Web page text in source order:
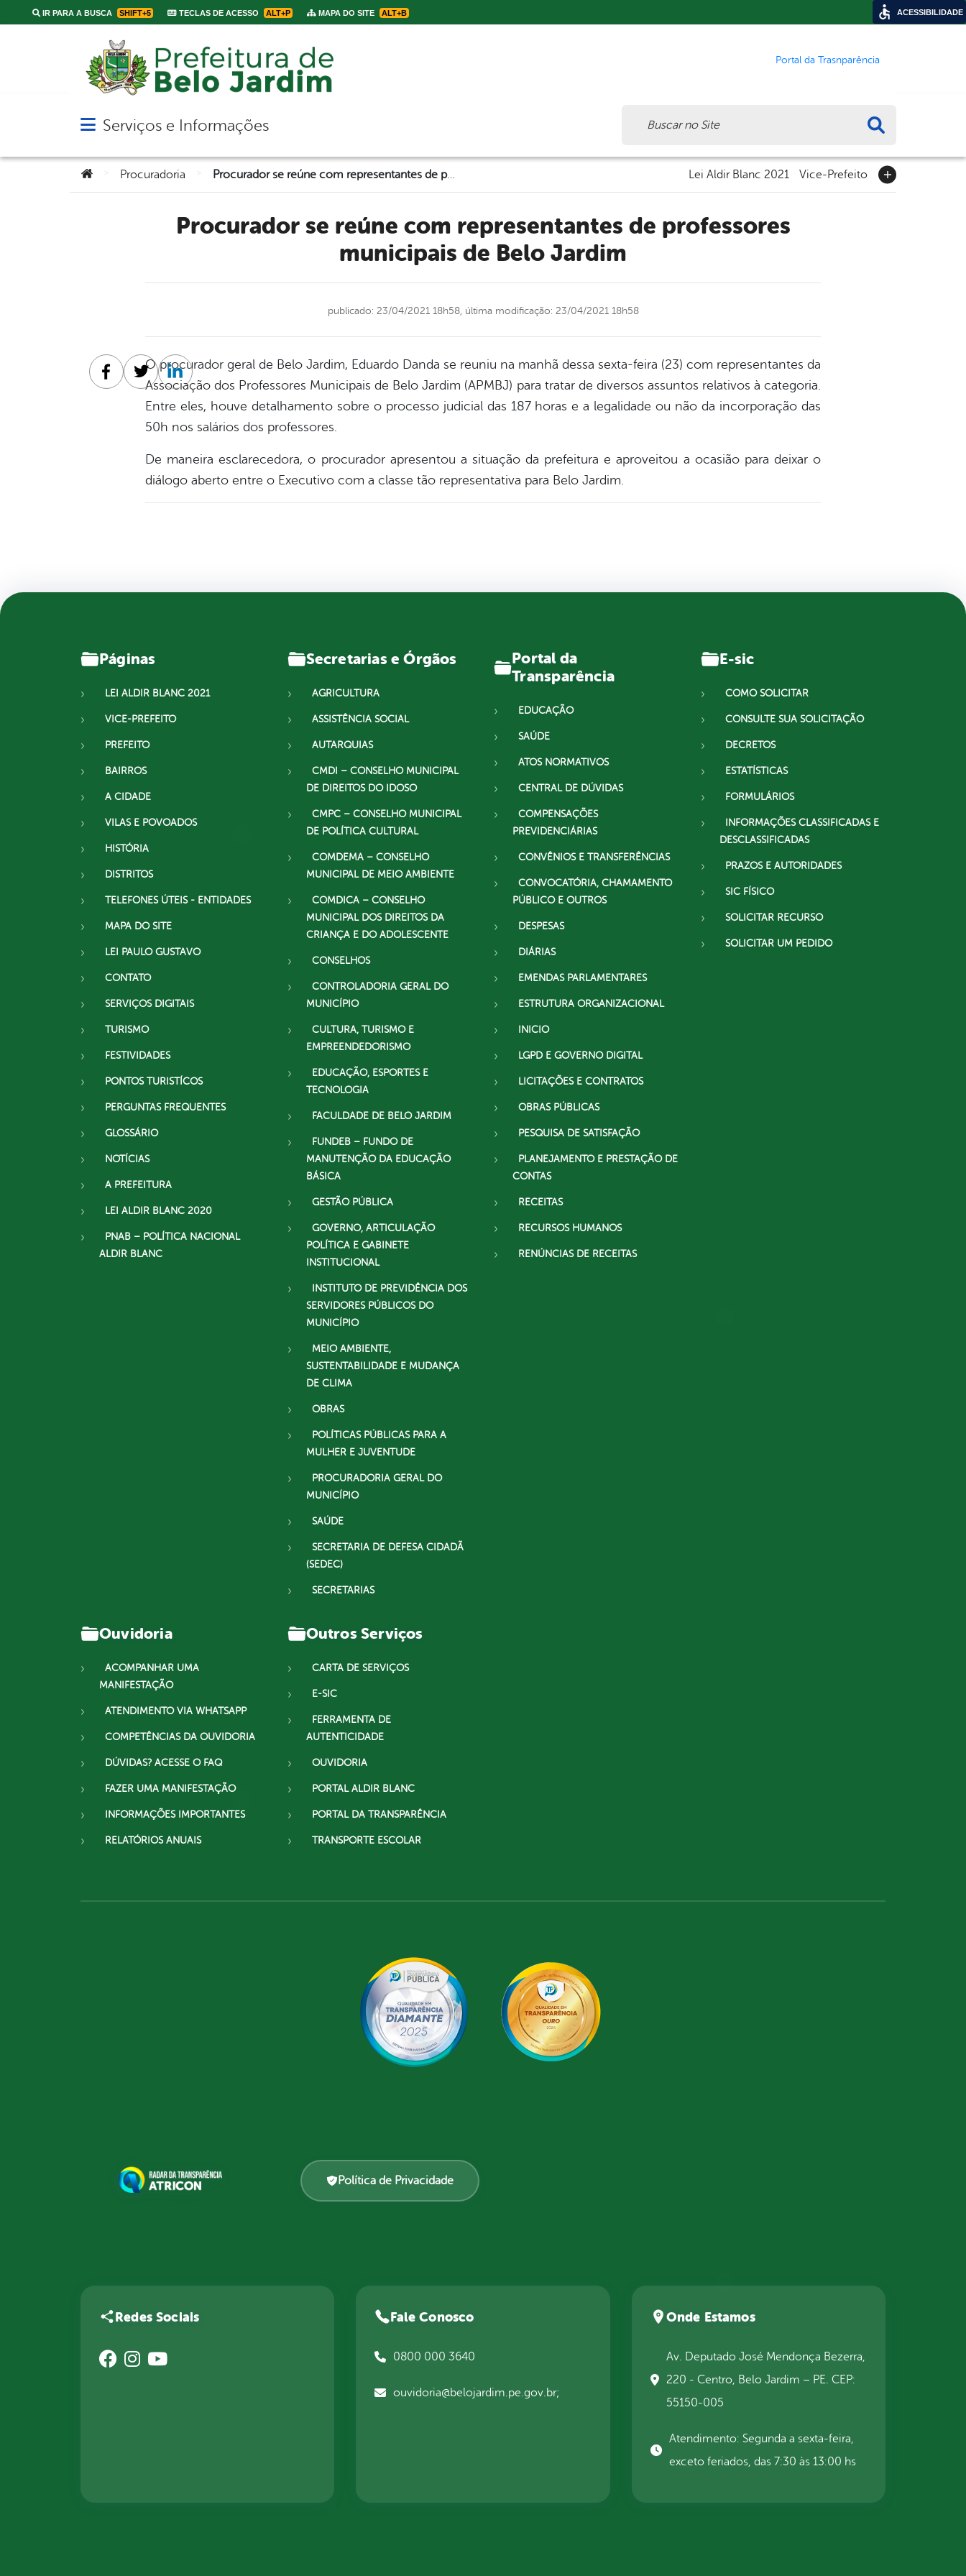
IR PARA A BUSCA SHIFT+5 TECLAS DE ACESSO ALT+P MAPA DO SITE ALT+B
Portal da Trasnparência
Abrir menu principal de navegação
Serviços e Informações
Você está aqui:
Procuradoria Procurador se reúne com representantes de professores municipais de Belo Jardim Lei Aldir Blanc 2021 Vice-Prefeito
Procurador se reúne com representantes de professores
municipais de Belo Jardim
publicado: 23/04/2021 18h58, última modificação: 23/04/2021 18h58
O procurador geral de Belo Jardim, Eduardo Danda se reuniu na manhã dessa sexta-feira (23) com representantes da
Associação dos Professores Municipais de Belo Jardim (APMBJ) para tratar de diversos assuntos relativos à categoria.
Entre eles, houve detalhamento sobre o processo judicial das 187 horas e a legalidade ou não da incorporação das
50h nos salários dos professores.
De maneira esclarecedora, o procurador apresentou a situação da prefeitura e aproveitou a ocasião para deixar o
diálogo aberto entre o Executivo com a classe tão representativa para Belo Jardim.
Facebook
TwitterLinkedin
Páginas
LEI ALDIR BLANC 2021
VICE-PREFEITO
PREFEITO
BAIRROS
A CIDADE
VILAS E POVOADOS
HISTÓRIA
DISTRITOS
TELEFONES ÚTEIS - ENTIDADES
MAPA DO SITE
LEI PAULO GUSTAVO
CONTATO
SERVIÇOS DIGITAIS
TURISMO
FESTIVIDADES
PONTOS TURISTÍCOS
PERGUNTAS FREQUENTES
GLOSSÁRIO
NOTÍCIAS
A PREFEITURA
LEI ALDIR BLANC 2020
PNAB – POLÍTICA NACIONAL
ALDIR BLANC
Secretarias e Órgãos
AGRICULTURA
ASSISTÊNCIA SOCIAL
AUTARQUIAS
CMDI – CONSELHO MUNICIPAL
DE DIREITOS DO IDOSO
CMPC – CONSELHO MUNICIPAL
DE POLÍTICA CULTURAL
COMDEMA – CONSELHO
MUNICIPAL DE MEIO AMBIENTE
COMDICA – CONSELHO
MUNICIPAL DOS DIREITOS DA
CRIANÇA E DO ADOLESCENTE
CONSELHOS
CONTROLADORIA GERAL DO
MUNICÍPIO
CULTURA, TURISMO E
EMPREENDEDORISMO
EDUCAÇÃO, ESPORTES E
TECNOLOGIA
FACULDADE DE BELO JARDIM
FUNDEB – FUNDO DE
MANUTENÇÃO DA EDUCAÇÃO
BÁSICA
GESTÃO PÚBLICA
GOVERNO, ARTICULAÇÃO
POLÍTICA E GABINETE
INSTITUCIONAL
INSTITUTO DE PREVIDÊNCIA DOS
SERVIDORES PÚBLICOS DO
MUNICÍPIO
MEIO AMBIENTE,
SUSTENTABILIDADE E MUDANÇA
DE CLIMA
OBRAS
POLÍTICAS PÚBLICAS PARA A
MULHER E JUVENTUDE
PROCURADORIA GERAL DO
MUNICÍPIO
SAÚDE
SECRETARIA DE DEFESA CIDADÃ
(SEDEC)
SECRETARIAS
Portal da
Transparência
EDUCAÇÃO
SAÚDE
ATOS NORMATIVOS
CENTRAL DE DÚVIDAS
COMPENSAÇÕES
PREVIDENCIÁRIAS
CONVÊNIOS E TRANSFERÊNCIAS
CONVOCATÓRIA, CHAMAMENTO
PÚBLICO E OUTROS
DESPESAS
DIÁRIAS
EMENDAS PARLAMENTARES
ESTRUTURA ORGANIZACIONAL
INICIO
LGPD E GOVERNO DIGITAL
LICITAÇÕES E CONTRATOS
OBRAS PÚBLICAS
PESQUISA DE SATISFAÇÃO
PLANEJAMENTO E PRESTAÇÃO DE
CONTAS
RECEITAS
RECURSOS HUMANOS
RENÚNCIAS DE RECEITAS
E-sic
COMO SOLICITAR
CONSULTE SUA SOLICITAÇÃO
DECRETOS
ESTATÍSTICAS
FORMULÁRIOS
INFORMAÇÕES CLASSIFICADAS E
DESCLASSIFICADAS
PRAZOS E AUTORIDADES
SIC FÍSICO
SOLICITAR RECURSO
SOLICITAR UM PEDIDO
Ouvidoria
ACOMPANHAR UMA
MANIFESTAÇÃO
ATENDIMENTO VIA WHATSAPP
COMPETÊNCIAS DA OUVIDORIA
DÚVIDAS? ACESSE O FAQ
FAZER UMA MANIFESTAÇÃO
INFORMAÇÕES IMPORTANTES
RELATÓRIOS ANUAIS
Outros Serviços
CARTA DE SERVIÇOS
E-SIC
FERRAMENTA DE
AUTENTICIDADE
OUVIDORIA
PORTAL ALDIR BLANC
PORTAL DA TRANSPARÊNCIA
TRANSPORTE ESCOLAR
Política de Privacidade
Redes Sociais Fale Conosco
0800 000 3640
ouvidoria@belojardim.pe.gov.br;
Onde Estamos
Av. Deputado José Mendonça Bezerra,
220 - Centro, Belo Jardim – PE. CEP:
55150-005
Atendimento: Segunda a sexta-feira,
exceto feriados, das 7:30 às 13:00 hs
ACESSIBILIDADE